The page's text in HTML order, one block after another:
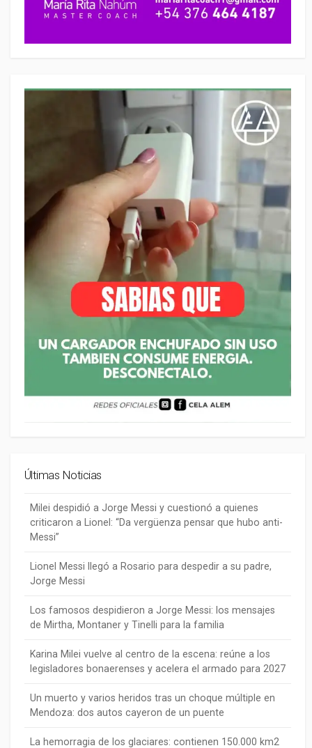
Últimas Noticias
Milei despidió a Jorge Messi y cuestionó a quienes
criticaron a Lionel: “Da vergüenza pensar que hubo anti-
Messi”
Lionel Messi llegó a Rosario para despedir a su padre,
Jorge Messi
Los famosos despidieron a Jorge Messi: los mensajes
de Mirtha, Montaner y Tinelli para la familia
Karina Milei vuelve al centro de la escena: reúne a los
legisladores bonaerenses y acelera el armado para 2027
Un muerto y varios heridos tras un choque múltiple en
Mendoza: dos autos cayeron de un puente
La hemorragia de los glaciares: contienen 150.000 km2